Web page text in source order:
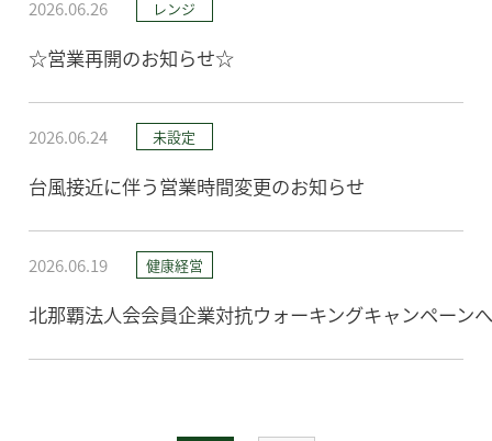
2026.06.26 レンジ
☆営業再開のお知らせ☆
2026.06.24 未設定
台風接近に伴う営業時間変更のお知らせ
2026.06.19 健康経営
北那覇法人会会員企業対抗ウォーキングキャンペーン